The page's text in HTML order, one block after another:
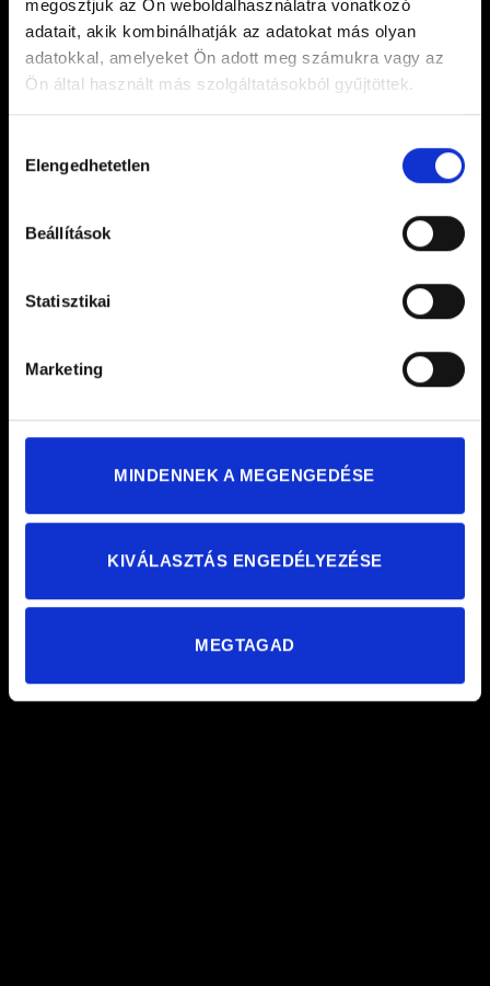
megosztjuk az Ön weboldalhasználatra vonatkozó
adatait, akik kombinálhatják az adatokat más olyan
adatokkal, amelyeket Ön adott meg számukra vagy az
Ön által használt más szolgáltatásokból gyűjtöttek.
kiválasztása
Elengedhetetlen
Beállítások
Statisztikai
Marketing
MINDENNEK A MEGENGEDÉSE
KIVÁLASZTÁS ENGEDÉLYEZÉSE
MEGTAGAD